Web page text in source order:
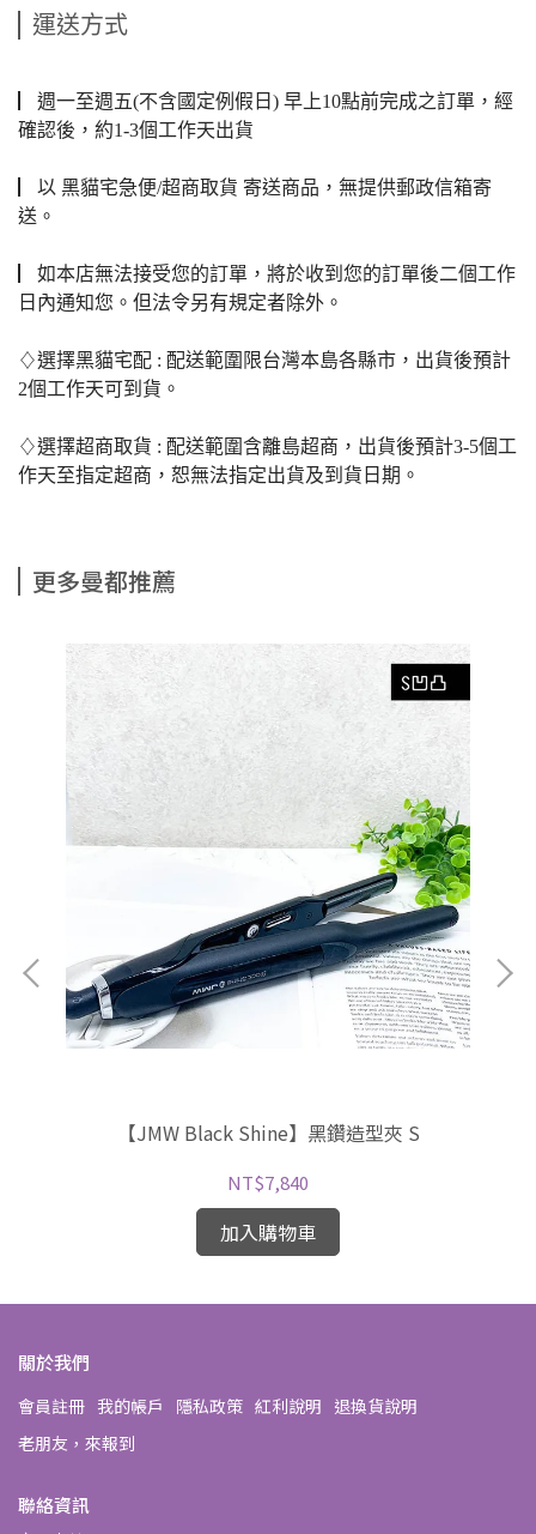
運送方式
▏週一至週五(不含國定例假日) 早上10點前完成之訂單，經
確認後，約1-3個工作天出貨
▏以 黑貓宅急便/超商取貨 寄送商品，無提供郵政信箱寄
送。
▏如本店無法接受您的訂單，將於收到您的訂單後二個工作
日內通知您。但法令另有規定者除外。
♢選擇黑貓宅配 : 配送範圍限台灣本島各縣市，出貨後預計
2個工作天可到貨。
♢選擇超商取貨 : 配送範圍含離島超商，出貨後預計3-5個工
作天至指定超商，恕無法指定出貨及到貨日期。
更多曼都推薦
【JMW Black Shine】黑鑽造型夾 S
NT$7,840
加入購物車
關於我們
會員註冊 我的帳戶 隱私政策 紅利說明 退換貨說明
老朋友，來報到
聯絡資訊